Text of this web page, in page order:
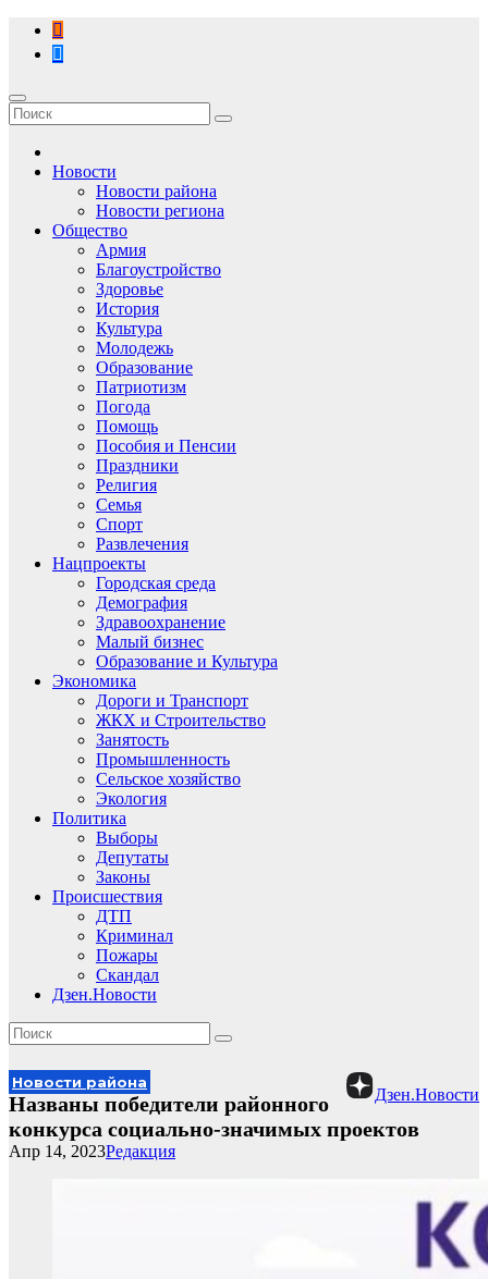
Перейти
содержимому
Новости
Новости района
Новости региона
Общество
Армия
Благоустройство
Здоровье
История
Культура
Молодежь
Образование
Патриотизм
Погода
Помощь
Пособия и Пенсии
Праздники
Религия
Семья
Спорт
Развлечения
Нацпроекты
Городская среда
Демография
Здравоохранение
Малый бизнес
Образование и Культура
Экономика
Дороги и Транспорт
ЖКХ и Строительство
Занятость
Промышленность
Сельское хозяйство
Экология
Политика
Выборы
Депутаты
Законы
Происшествия
ДТП
Криминал
Пожары
Скандал
Дзен.Новости
Дзен.Новости
Новости района
Названы победители районного
конкурса социально-значимых проектов
Редакция
Апр 14, 2023